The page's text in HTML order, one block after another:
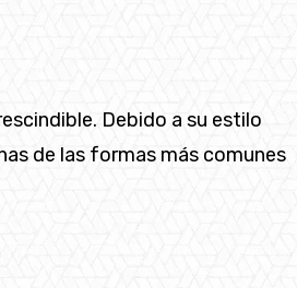
Debido a su estilo
de las formas más comunes